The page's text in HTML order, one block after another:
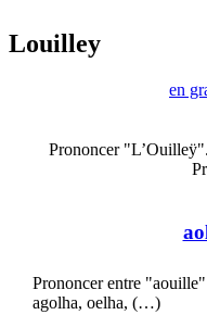
Louilley
en
Prononcer
Prononcer entre
agolha, oelha, (…)